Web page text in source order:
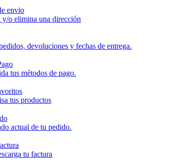
envio
y/o elimina una dirección
devoluciones y fechas de entrega.
tus métodos de pago.
tus productos
actual de tu pedido.
tu factura